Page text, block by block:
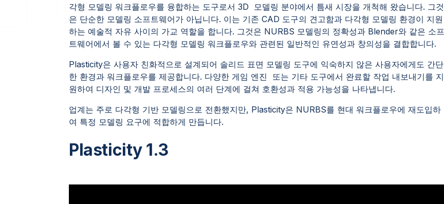
각형 모델링 워크플로우를 융합하는 도구로서 3D 모델링 분야에서 틈새 시장을 개척해 왔습니다. 그것
은 단순한 모델링 소프트웨어가 아닙니다. 이는 기존 CAD 도구의 견고함과 다각형 모델링 환경이 지원
하는 예술적 자유 사이의 가교 역할을 합니다. 그것은 NURBS 모델링의 정확성과 Blender와 같은 소프
트웨어에서 볼 수 있는 다각형 모델링 워크플로우와 관련된 일반적인 유연성과 창의성을 결합합니다.
Plasticity은 사용자 친화적으로 설계되어 솔리드 표면 모델링 도구에 익숙하지 않은 사용자에게도 간단
한 환경과 워크플로우를 제공합니다. 다양한 게임 엔진 또는 기타 도구에서 완료할 작업 내보내기를 지
원하여 디자인 및 개발 프로세스의 여러 단계에 걸쳐 호환성과 적용 가능성을 나타냅니다.
업계는 주로 다각형 기반 모델링으로 전환했지만, Plasticity은 NURBS를 현대 워크플로우에 재도입하
여 특정 모델링 요구에 적합하게 만듭니다.
Plasticity 1.3